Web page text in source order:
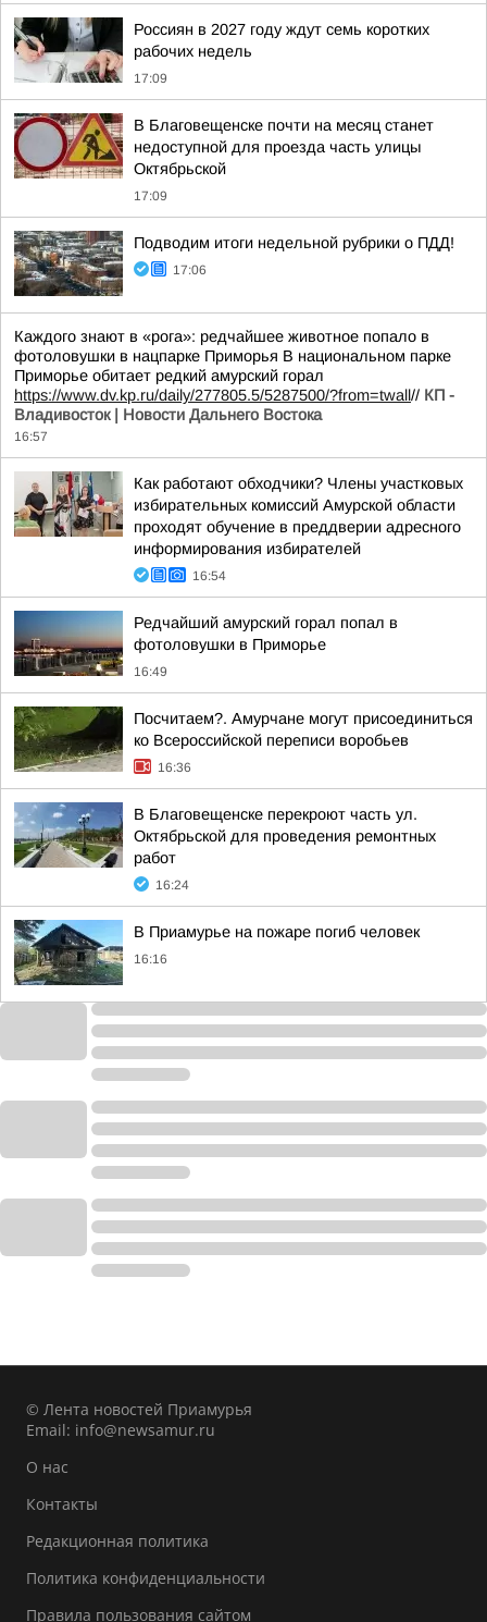
Россиян в 2027 году ждут семь коротких
рабочих недель
17:09
В Благовещенске почти на месяц станет
недоступной для проезда часть улицы
Октябрьской
17:09
Подводим итоги недельной рубрики о ПДД!
17:06
Каждого знают в «рога»: редчайшее животное попало в
фотоловушки в нацпарке Приморья В национальном парке
Приморье обитает редкий амурский горал
https://www.dv.kp.ru/daily/277805.5/5287500/?from=twall// КП -
Владивосток | Новости Дальнего Востока
16:57
Как работают обходчики? Члены участковых
избирательных комиссий Амурской области
проходят обучение в преддверии адресного
информирования избирателей
16:54
Редчайший амурский горал попал в
фотоловушки в Приморье
16:49
Посчитаем?. Амурчане могут присоединиться
ко Всероссийской переписи воробьев
16:36
В Благовещенске перекроют часть ул.
Октябрьской для проведения ремонтных
работ
16:24
В Приамурье на пожаре погиб человек
16:16
© Лента новостей Приамурья
Email: info@newsamur.ru
О нас
Контакты
Редакционная политика
Политика конфиденциальности
Правила пользования сайтом